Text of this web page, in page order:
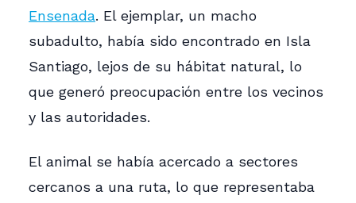
Ensenada. El ejemplar, un macho
subadulto, había sido encontrado en Isla
Santiago, lejos de su hábitat natural, lo
que generó preocupación entre los vecinos
y las autoridades.
El animal se había acercado a sectores
cercanos a una ruta, lo que representaba